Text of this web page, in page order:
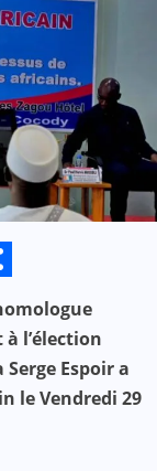
l’élection
Espoir a
le Vendredi 29